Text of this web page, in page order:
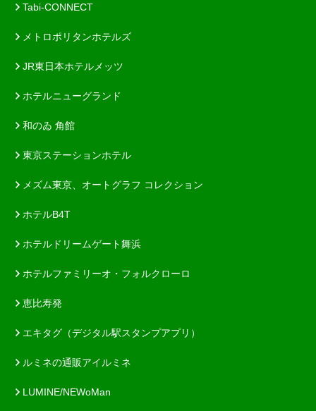
Tabi-CONNECT
メトロポリタンホテルズ
JR東日本ホテルメッツ
ホテルニューグランド
和のゐ 角館
東京ステーションホテル
メズム東京、オートグラフ コレクション
ホテルB4T
ホテルドリームゲート舞浜
ホテルファミリーオ・フォルクローロ
恵比寿発
エキタグ（デジタル駅スタンプアプリ）
ルミネの通販アイルミネ
LUMINE/NEWoMan